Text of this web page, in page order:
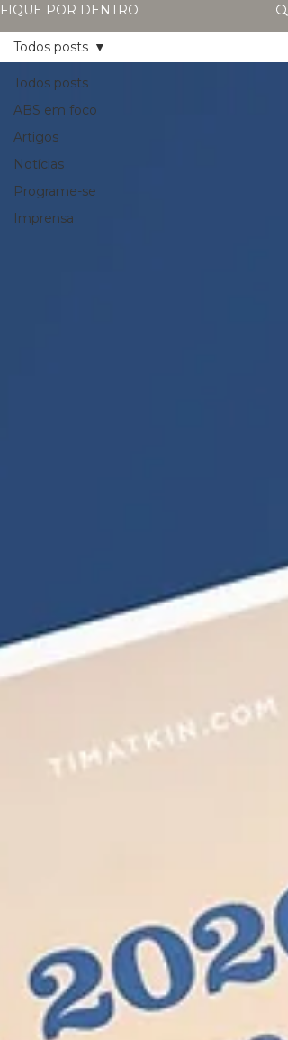
FIQUE POR DENTRO
Todos posts
ABS em foco
Artigos
Notícias
Programe-se
Imprensa
Todos posts